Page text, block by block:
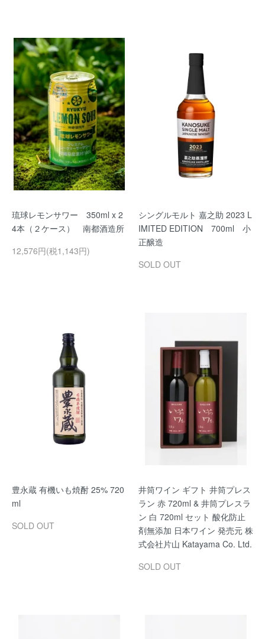
琉球レモンサワー 350ml x 2
4本（２ケース） 南都酒造所
12,576円(税1,143円)
シングルモルト 嘉之助 2023 L
IMITED EDITION 700ml 小
正醸造
SOLD OUT
豊永蔵 有機いも焼酎 25% 720
ml
SOLD OUT
井筒ワイン ギフト 井筒プレス
ラン 赤 720ml & 井筒プレスラ
ン 白 720ml セット 酸化防止
剤無添加 日本ワイン 発売元 株
式会社片山 Katayama Co. Ltd.
SOLD OUT